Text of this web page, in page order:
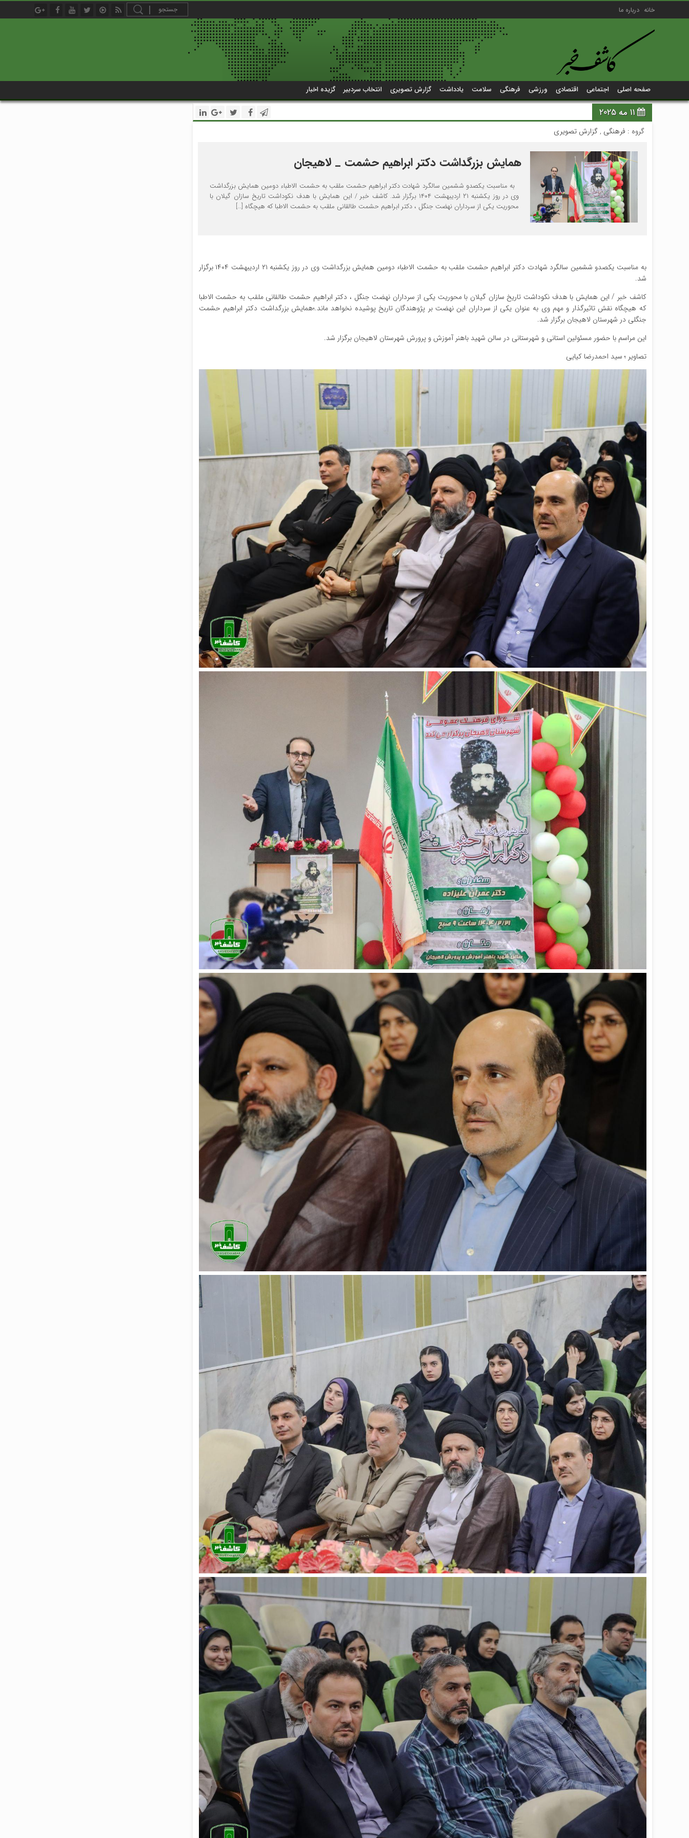
خانه درباره ما
صفحه اصلی اجتماعی اقتصادی ورزشی فرهنگی سلامت یادداشت گزارش تصویری انتخاب سردبیر گزیده اخبار
11 مه 2025
گروه : فرهنگی ,گزارش تصویری
همایش بزرگداشت دکتر ابراهیم حشمت _ لاهیجان
به مناسبت یکصدو ششمین سالگرد شهادت دکتر ابراهیم حشمت ملقب به حشمت الاطباء دومین همایش بزرگداشت
وی در روز یکشنبه ۲۱ اردیبهشت ۱۴۰۴ برگزار شد. کاشف خبر / این همایش با هدف نکوداشت تاریخ سازان گیلان با
محوریت یکی از سرداران نهضت جنگل ، دکتر ابراهیم حشمت طالقانی ملقب به حشمت الاطبا که هیچگاه […]
به مناسبت یکصدو ششمین سالگرد شهادت دکتر ابراهیم حشمت ملقب به حشمت الاطباء دومین همایش بزرگداشت وی در روز یکشنبه ۲۱ اردیبهشت ۱۴۰۴ برگزار
شد.
کاشف خبر / این همایش با هدف نکوداشت تاریخ سازان گیلان با محوریت یکی از سرداران نهضت جنگل ، دکتر ابراهیم حشمت طالقانی ملقب به حشمت الاطبا
که هیچگاه نقش تاثیرگذار و مهم وی به عنوان یکی از سرداران این نهضت بر پژوهندگان تاریخ پوشیده نخواهد ماند.؛همایش بزرگداشت دکتر ابراهیم حشمت
جنگلی در شهرستان لاهیجان برگزار شد.
این مراسم با حضور مسئولین استانی و شهرستانی در سالن شهید باهنر آموزش و پرورش شهرستان لاهیجان برگزار شد.
تصاویر ؛ سید احمدرضا کیایی